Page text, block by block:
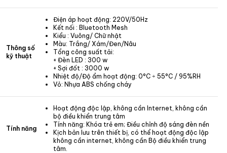
Thông số
kỹ thuật
Điện áp hoạt động: 220V/50Hz
Kết nối : Bluetooth Mesh
Kiểu : Vuông/ Chữ nhật
Màu: Trắng/ Xám/Đen/Nâu
Tổng công suất tải:
+ Đèn LED : 300 w
+ Sợi đốt : 3000 w
Nhiệt độ/Độ ẩm hoạt động: 0°C ÷ 55°C / 95%RH
Vỏ: Nhựa ABS chống cháy
Tính năng
Hoạt động độc lập, không cần Internet, không cần
bộ điều khiển trung tâm
Tính năng: Khóa trẻ em; Điều chỉnh độ sáng đèn nền
Kịch bản lưu trên thiết bị, có thể hoạt động độc lập
không cần internet, không cần Bộ điều khiển trung
tâm.